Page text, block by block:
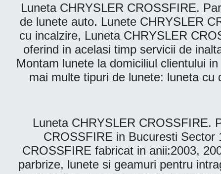
Luneta CHRYSLER CROSSFIRE.
de lunete auto. Lunete CHRYSLER
cu incalzire, Luneta CHRYSLER
oferind in acelasi timp servicii de
Montam lunete la domiciliul clientului
mai multe tipuri de lunete: luneta
Luneta CHRYSLER CROSSFIRE.
CROSSFIRE in Bucuresti
CROSSFIRE fabricat in anii:2003,
parbrize, lunete si geamuri pentru